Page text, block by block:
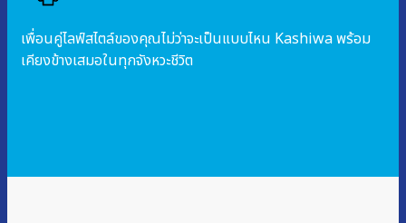
เพื่อนคู่ไลฟ์สไตล์ของคุณไม่ว่าจะเป็นแบบไหน Kashiwa พร้อม
เคียงข้างเสมอในทุกจังหวะชีวิต